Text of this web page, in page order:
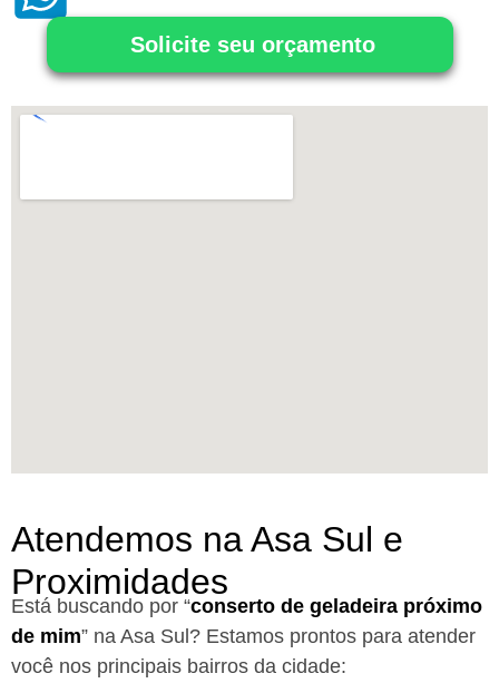
Solicite seu orçamento
Atendemos na Asa Sul e
Proximidades
Está buscando por “conserto de geladeira próximo
de mim” na Asa Sul? Estamos prontos para atender
você nos principais bairros da cidade: